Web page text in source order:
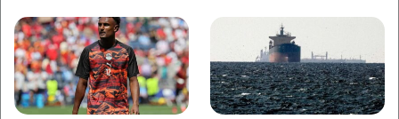
ب
ك
ي
و
ب
ت
ق
ر